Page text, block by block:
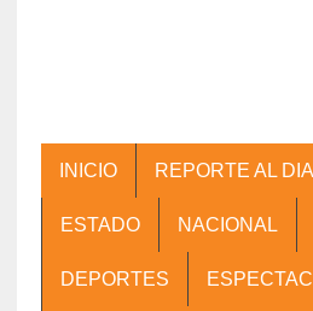
INICIO REPORTE AL DIA
ESTADO NACIONAL
DEPORTES